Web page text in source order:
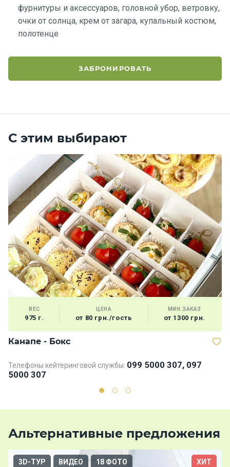
фурнитуры и аксессуаров, головной убор, ветровку,
очки от солнца, крем от загара, купальный костюм,
полотенце
ЗАБРОНИРОВАТЬ
С этим выбирают
ВЕС
975 г.
ЦЕНА
от 80 грн./гость
МИН.ЗАКАЗ
от 1300 грн.
Канапе - Бокс
Телефоны кейтеринговой службы: 099 5000 307, 097
5000 307
Альтернативные предложения
3D-ТУР ВИДЕО 18 ФОТО ХИТ